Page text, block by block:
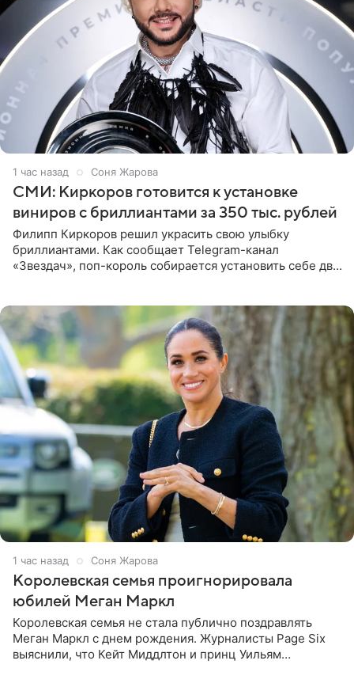
1 час назад Соня Жарова
СМИ: Киркоров готовится к установке
виниров с бриллиантами за 350 тыс. рублей
Филипп Киркоров решил украсить свою улыбку
бриллиантами. Как сообщает Telegram-канал
«Звездач», поп-король собирается установить себе два
1 час назад Соня Жарова
Королевская семья проигнорировала
юбилей Меган Маркл
Королевская семья не стала публично поздравлять
Меган Маркл с днем рождения. Журналисты Page Six
выяснили, что Кейт Миддлтон и принц Уильям